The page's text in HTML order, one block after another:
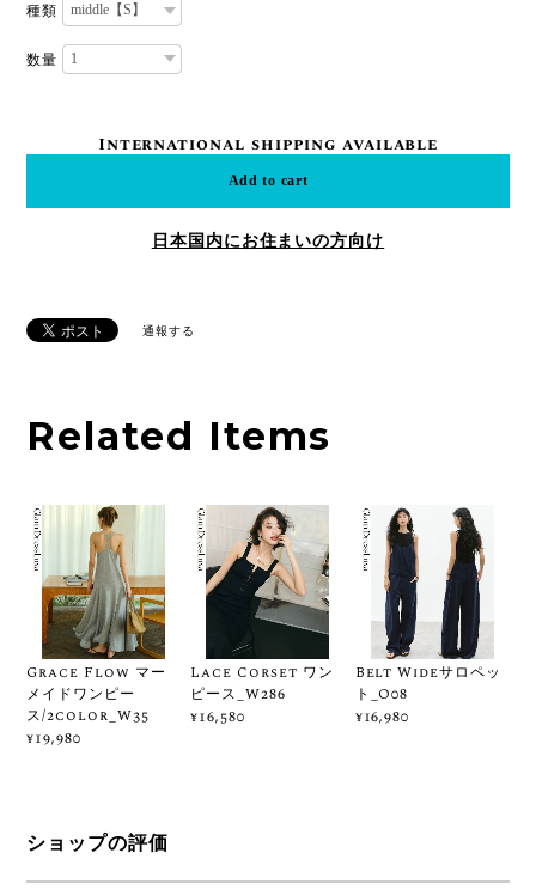
種類
数量
International shipping available
Add to cart
日本国内にお住まいの方向け
通報する
Related Items
Grace Flow マー
メイドワンピー
ス/2color_W35
¥19,980
Lace Corset ワン
ピース_W286
¥16,580
Belt Wideサロペッ
ト_O08
¥16,980
ショップの評価